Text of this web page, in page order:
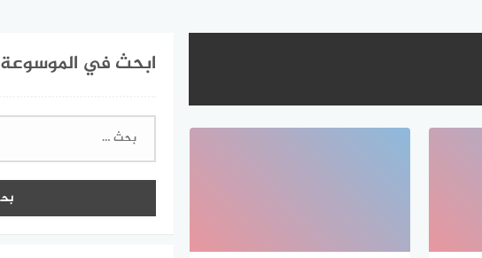
ابحث في الموسوعة
البحث